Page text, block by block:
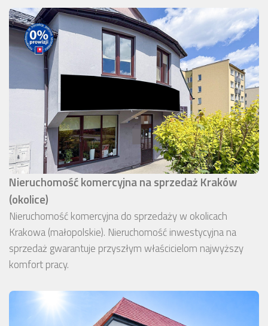
Nieruchomość komercyjna na sprzedaż Kraków
(okolice)
Nieruchomość komercyjna do sprzedaży w okolicach
Krakowa (małopolskie). Nieruchomość inwestycyjna na
sprzedaż gwarantuje przyszłym właścicielom najwyższy
komfort pracy.